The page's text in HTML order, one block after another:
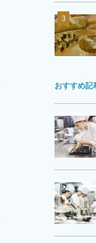
おすすめ記